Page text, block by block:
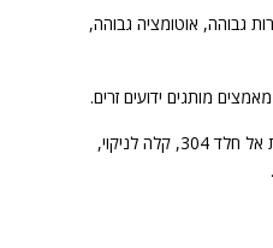
גבוהה, אוטומציה גבוהה,
8. מעטפת מכונה עשויה פלדת אל חלד 304, קלה לניקוי,